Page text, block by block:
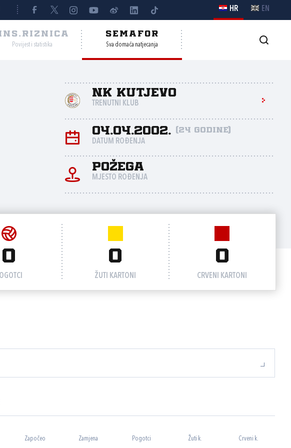
HR EN
Povijest i statistika
SEMAFOR
Sva domaća natjecanja
NK Kutjevo
TRENUTNI KLUB
04.04.2002. (24 godine)
DATUM ROĐENJA
Požega
MJESTO ROĐENJA
0 0
ŽUTI KARTONI
0
CRVENI KARTONI
Započeo Zamjena Pogotci Žuti k. Crveni k.